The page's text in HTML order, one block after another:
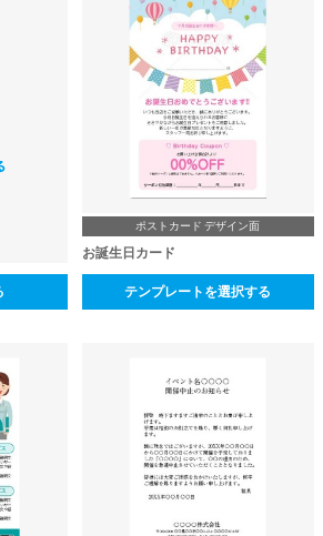
ポストカード デザイン面
お誕生日カード
テンプレートを選択する